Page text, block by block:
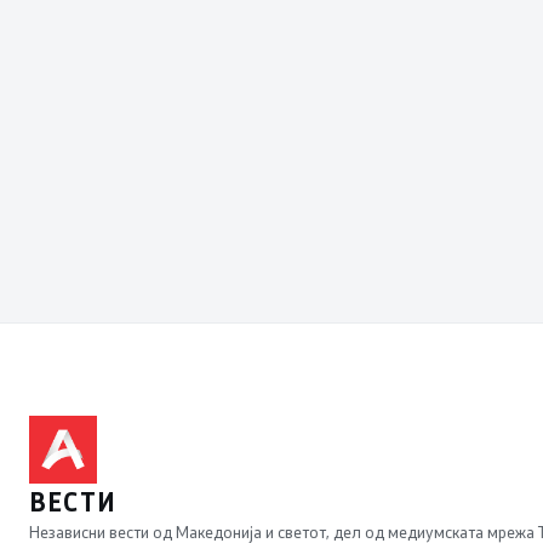
ВЕСТИ
Независни вести од Македонија и светот, дел од медиумската